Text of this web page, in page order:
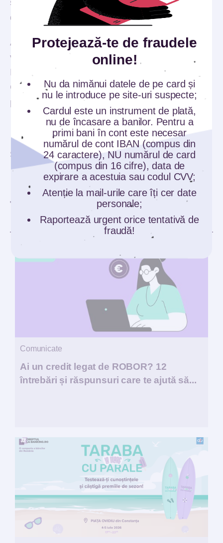
săptămânal, în ziua de sâmbătă, pe pagina
de
Facebook @DreptulLaBanking.
Această ediție aniversară, cu marele premiu în
valoare de 5.000 euro, s-a adresat familiilor.
Emisiunea de tip quiz, a cărei gazdă este
Cabral, a adunat în sezoanele precedente
peste 2.000 de înscrieri.
SHARE:
TE-AR MAI PUTEA
INTERESA
Comunicate
Ai un credit legat de ROBOR? 12
întrebări și răspunsuri care te ajută să...
Protejează-te de fraudele
online!
Nu da nimănui datele de pe card și
nu le introduce pe site-uri suspecte;
Cardul este un instrument de plată,
nu de încasare a banilor. Pentru a
primi bani în cont este necesar
numărul de cont IBAN (compus din
24 caractere), NU numărul de card
(compus din 16 cifre), data de
expirare a acestuia sau codul CVV;
Atenție la mail-urile care îți cer date
personale;
Raportează urgent orice tentativă de
fraudă!